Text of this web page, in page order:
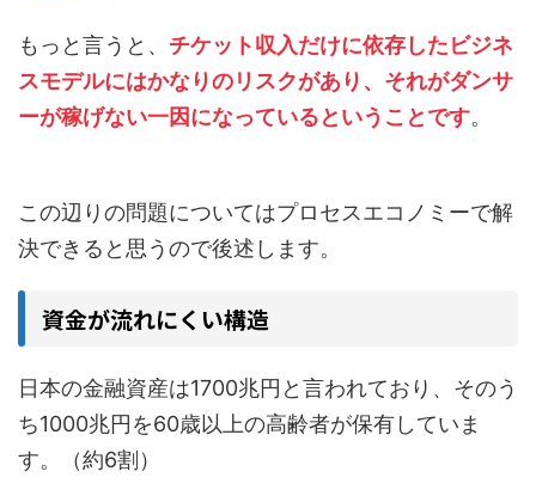
もっと言うと、 チケット収入だけに依存したビジネ
スモデルにはかなりのリスクがあり、それがダンサ
ーが稼げない一因になっているということです。
この辺りの問題についてはプロセスエコノミーで解
決できると思うので後述します。
資金が流れにくい構造
日本の金融資産は1700兆円と言われており、そのう
ち1000兆円を60歳以上の高齢者が保有していま
す。（約6割）